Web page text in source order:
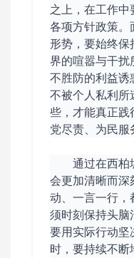
之上，在工作
各项方针政策。
形势，要始终保
界的喧嚣与干扰
不胜防的利益诱
不被个人私利所
些，才能真正践
党尽责、为民服
通过在西柏
会更加清晰而深
动、一言一行，
须时刻保持头脑
要用实际行动坚
时，要持续不